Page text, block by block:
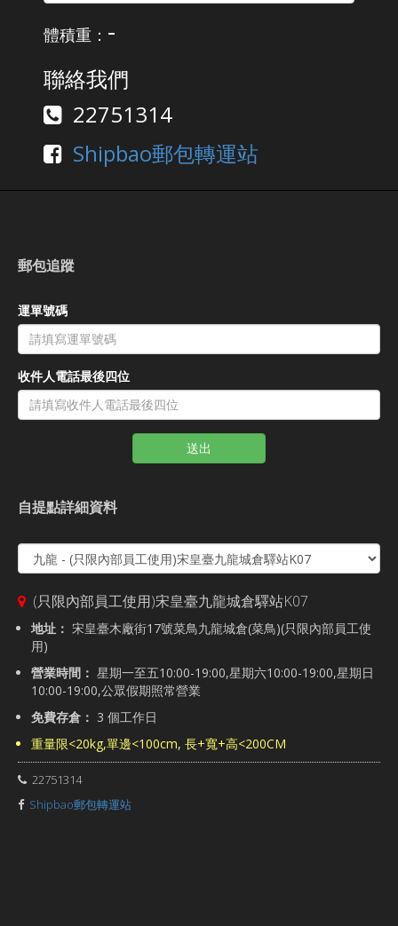
體積重： -
聯絡我們
22751314
Shipbao郵包轉運站
郵包追蹤
運單號碼
收件人電話最後四位
送出
自提點詳細資料
(只限內部員工使用)宋皇臺九龍城倉驛站K07
地址： 宋皇臺木廠街17號菜鳥九龍城倉(菜鳥)(只限內部員工使
用)
營業時間： 星期一至五10:00-19:00,星期六10:00-19:00,星期日
10:00-19:00,公眾假期照常營業
免費存倉： 3 個工作日
重量限<20kg,單邊<100cm, 長+寬+高<200CM
22751314
Shipbao郵包轉運站